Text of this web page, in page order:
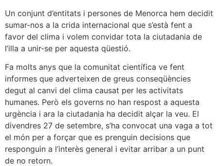
Un conjunt d’entitats i persones de Menorca hem decidit
sumar-nos a la crida internacional que s’està fent a
favor del clima i volem convidar tota la ciutadania de
l’illa a unir-se per aquesta qüestió.
Fa molts anys que la comunitat científica ve fent
informes que adverteixen de greus conseqüències
degut al canvi del clima causat per les activitats
humanes. Però els governs no han respost a aquesta
urgència i ara la ciutadania ha decidit alçar la veu. El
divendres 27 de setembre, s’ha convocat una vaga a tot
el món per a forçar que es prenguin decisions que
responguin a l’interès general i evitar arribar a un punt
de no retorn.